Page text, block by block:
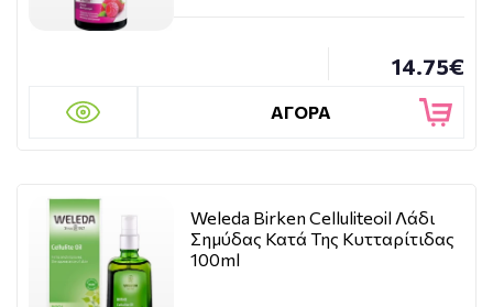
14.75€
ΑΓΟΡΑ
Weleda Birken Celluliteoil Λάδι
Σημύδας Κατά Της Κυτταρίτιδας
100ml